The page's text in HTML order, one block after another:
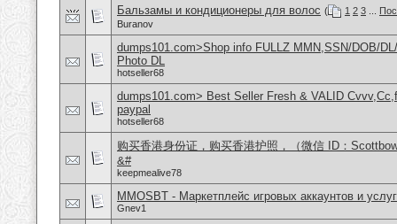
Бальзамы и кондиционеры для волос ( 1 2 3
Buranov
dumps101.com>Shop info FULLZ MMN,SSN/DOB/
Photo DL
hotseller68
dumps101.com> Best Seller Fresh & VALID
paypal
hotseller68
购买香港身份证，购买香港护照，（微信 ID：
&#
keepmealive78
MMOSBT - Маркетплейс игровых аккаунтов и услуг
Gnev1